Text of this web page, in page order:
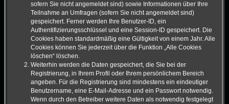
sofern Sie nicht angemeldet sind) sowie Informationen über Ihre
Teilnahme an Umfragen (sofern Sie nicht angemeldet sind)
gespeichert. Ferner werden Ihre Benutzer-ID, ein
Authentifizierungsschlüssel und eine Session-ID gespeichert. Die
Cookies haben standardmäßig eine Gültigkeit von einem Jahr. Alle
Cookies können Sie jederzeit über die Funktion „Alle Cookies
löschen“ löschen.
Weiterhin werden die Daten gespeichert, die Sie bei der
Registrierung, in Ihrem Profil oder Ihrem persönlichem Bereich
angeben. Für die Registrierung sind mindestens ein eindeutiger
Benutzername, eine E-Mail-Adresse und ein Passwort notwendig.
Wenn durch den Betreiber weitere Daten als notwendig festgelegt